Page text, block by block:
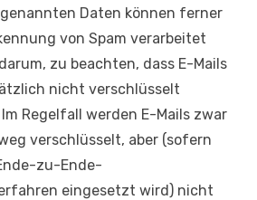
Daten können ferner
von Spam verarbeitet
zu beachten, dass E-Mails
nicht verschlüsselt
Regelfall werden E-Mails zwar
verschlüsselt, aber (sofern
zu-Ende-
eingesetzt wird) nicht